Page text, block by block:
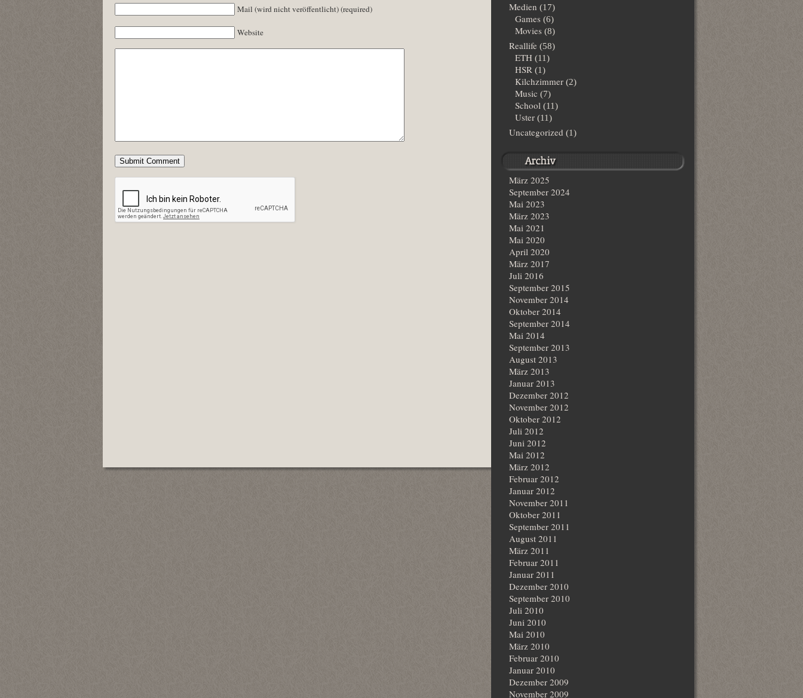
Mail (wird nicht veröffentlicht) (required)
Website
Medien (17)
Games (6)
Movies (8)
Reallife (58)
ETH (11)
HSR (1)
Kilchzimmer (2)
Music (7)
School (11)
Uster (11)
Uncategorized (1)
März 2025
September 2024
Mai 2023
März 2023
Mai 2021
Mai 2020
April 2020
März 2017
Juli 2016
September 2015
November 2014
Oktober 2014
September 2014
Mai 2014
September 2013
August 2013
März 2013
Januar 2013
Dezember 2012
November 2012
Oktober 2012
Juli 2012
Juni 2012
Mai 2012
März 2012
Februar 2012
Januar 2012
November 2011
Oktober 2011
September 2011
August 2011
März 2011
Februar 2011
Januar 2011
Dezember 2010
September 2010
Juli 2010
Juni 2010
Mai 2010
März 2010
Februar 2010
Januar 2010
Dezember 2009
November 2009